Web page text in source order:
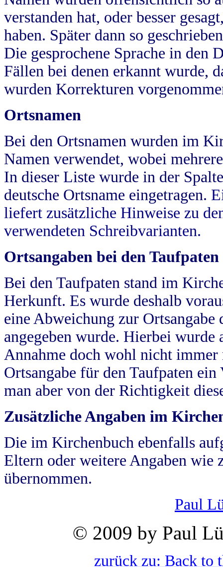
verstanden hat, oder besser
haben. Später dann so
Die gesprochene Sprache in
Fällen bei denen erkannt wurde,
wurden Korrekturen
Ortsnamen
Bei den Ortsnamen wurden im
Namen verwendet, wobei
In dieser Liste wurde in der
deutsche Ortsname eingetragen.
liefert zusätzliche Hinweise zu
verwendeten Schreibvarianten.
Ortsangaben bei den Taufpaten
Bei den Taufpaten stand im
Herkunft. Es wurde deshalb
eine Abweichung zur
angegeben wurde. Hierbei wurde
Annahme doch wohl nicht
Ortsangabe für den Taufpaten
man aber von der Richtigkeit
Zusätzliche Angaben im
Die im Kirchenbuch ebenfalls
Eltern oder weitere Angaben wie
übernommen.
Paul
© 2009 by Paul
zurück zu: Back to